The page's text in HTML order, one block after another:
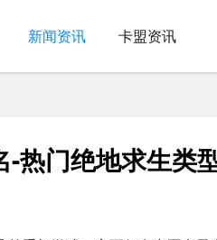
新闻资讯 卡盟资讯
热门绝地求生类